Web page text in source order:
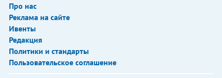
Про нас
Реклама на сайте
Ивенты
Редакция
Политики и стандарты
Пользовательское соглашение